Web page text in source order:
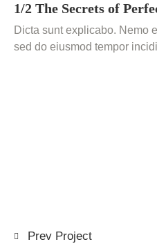
1/2 The Secrets of
Dicta sunt explicabo. Nemo
sed do eiusmod tempor
Prev Project